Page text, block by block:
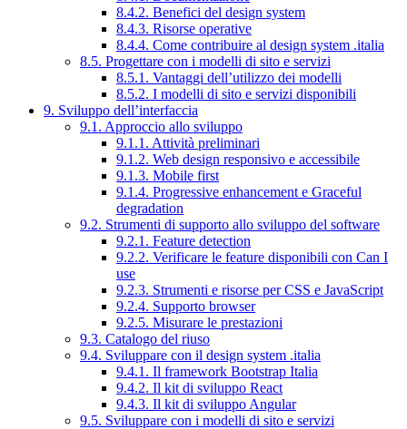
8.4.2. Benefici del design system
8.4.3. Risorse operative
8.4.4. Come contribuire al design system .italia
8.5. Progettare con i modelli di sito e servizi
8.5.1. Vantaggi dell’utilizzo dei modelli
8.5.2. I modelli di sito e servizi disponibili
9. Sviluppo dell’interfaccia
9.1. Approccio allo sviluppo
9.1.1. Attività preliminari
9.1.2. Web design responsivo e accessibile
9.1.3. Mobile first
9.1.4. Progressive enhancement e Graceful
degradation
9.2. Strumenti di supporto allo sviluppo del software
9.2.1. Feature detection
9.2.2. Verificare le feature disponibili con Can I
use
9.2.3. Strumenti e risorse per CSS e JavaScript
9.2.4. Supporto browser
9.2.5. Misurare le prestazioni
9.3. Catalogo del riuso
9.4. Sviluppare con il design system .italia
9.4.1. Il framework Bootstrap Italia
9.4.2. Il kit di sviluppo React
9.4.3. Il kit di sviluppo Angular
9.5. Sviluppare con i modelli di sito e servizi